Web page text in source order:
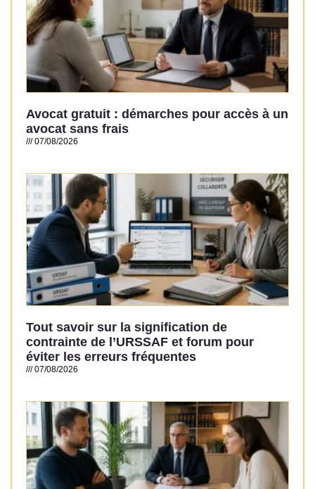
Avocat gratuit : démarches pour accès à un
avocat sans frais
07/08/2026
Tout savoir sur la signification de
contrainte de l’URSSAF et forum pour
éviter les erreurs fréquentes
07/08/2026